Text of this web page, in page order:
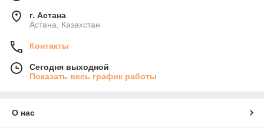
г. Астана
Астана, Казахстан
Контакты
Сегодня выходной
Показать весь график работы
О нас